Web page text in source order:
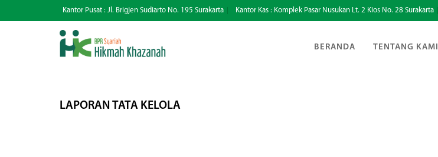
Kantor Pusat : Jl. Brigjen Sudiarto No. 195 Surakarta Kantor Kas : Komplek Pasar Nusukan Lt. 2 Kios No. 28 Surakarta
BERANDA TENTANG KAMI
LAPORAN TATA KELOLA